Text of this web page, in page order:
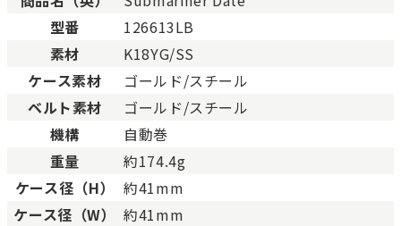
Aランク 僅かな傷、汚れはあります
ABランク
Bランク
BCランクとても使用感のある商品。
Cランク 色濃く使用感があり、傷や
型番
126613LB
素材
K18YG/SS
ケース素材
ゴールド/スチール
ベルト素材
ゴールド/スチール
機構
自動巻
重量
約174.4g
ケース径（H）
約41mm
ケース径（W）
約41mm